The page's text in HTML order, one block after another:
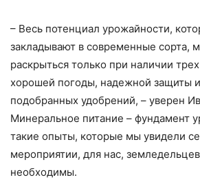
– Весь потенциал урожайности,
закладывают в современные сорта,
раскрыться только при наличии
хорошей погоды, надежной защиты
подобранных удобрений, – уверен
Минеральное питание – фундамент
такие опыты, которые мы увидели
мероприятии, для нас,
необходимы.